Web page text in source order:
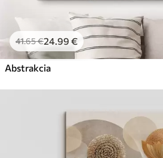
41.65€24.99 €
Abstrakcia